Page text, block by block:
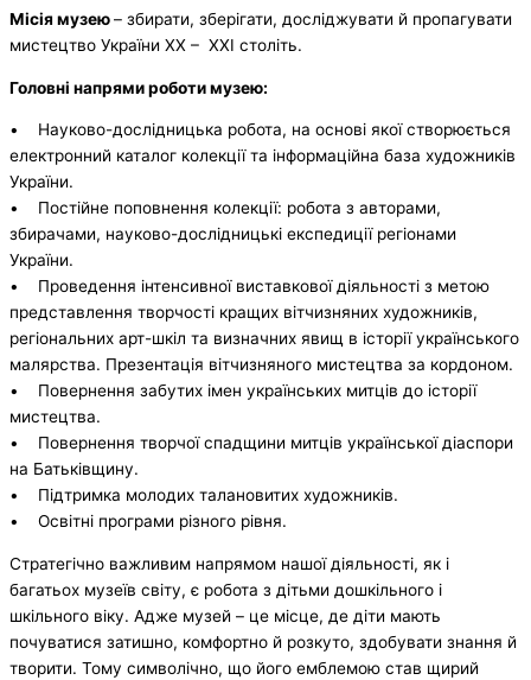
Місія музею– збирати, зберігати, досліджувати й пропагувати
мистецтво України ХХ – ХХІ століть.
Головні напрями роботи музею:
• Науково-дослідницька робота, на основі якої створюється
електронний каталог колекції та інформаційна база художників
України.
• Постійне поповнення колекції: робота з авторами,
збирачами, науково-дослідницькі експедиції регіонами
України.
• Проведення інтенсивної виставкової діяльності з метою
представлення творчості кращих вітчизняних художників,
регіональних арт-шкіл та визначних явищ в історії українського
малярства. Презентація вітчизняного мистецтва за кордоном.
• Повернення забутих імен українських митців до історії
мистецтва.
• Повернення творчої спадщини митців української діаспори
на Батьківщину.
• Підтримка молодих талановитих художників.
• Освітні програми різного рівня.
Стратегічно важливим напрямом нашої діяльності, як і
багатьох музеїв світу, є робота з дітьми дошкільного і
шкільного віку. Адже музей – це місце, де діти мають
почуватися затишно, комфортно й розкуто, здобувати знання й
творити. Тому символічно, що його емблемою став щирий